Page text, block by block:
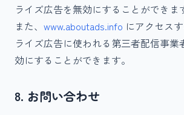
ライズ広告を無効にすることができま
また、 www.aboutads.info にアクセス
ライズ広告に使われる第三者配信事業
効にすることができます。
8. お問い合わせ